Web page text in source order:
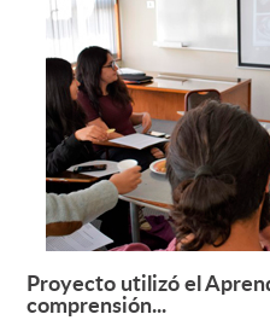
Proyecto utilizó el
comprensión...